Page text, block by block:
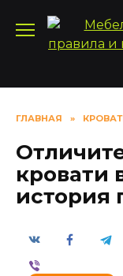
содержанию
ГЛАВНАЯ »
кровати
история